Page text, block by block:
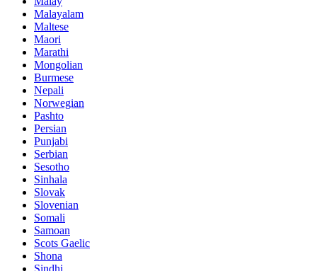
Malayalam
Maltese
Maori
Marathi
Mongolian
Burmese
Nepali
Norwegian
Pashto
Persian
Punjabi
Serbian
Sesotho
Sinhala
Slovak
Slovenian
Somali
Samoan
Scots Gaelic
Shona
Sindhi